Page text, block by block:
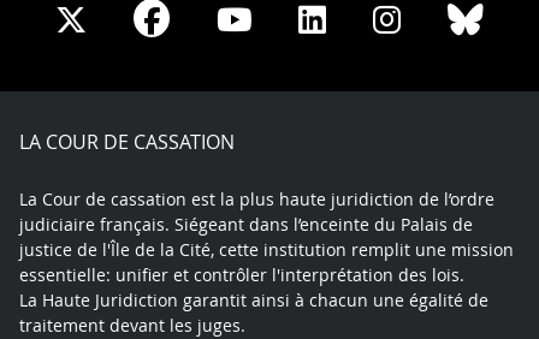
Share
X
Share
Facebook
Share
Youtube
Share
LinkedIn
Share
Instagram
LA COUR DE CASSATION
La Cour de cassation est la plus haute juridiction de l’ordre
judiciaire français. Siégeant dans l’enceinte du Palais de
justice de l'Île de la Cité, cette institution remplit une mission
essentielle: unifier et contrôler l'interprétation des lois.
La Haute Juridiction garantit ainsi à chacun une égalité de
traitement devant les juges.